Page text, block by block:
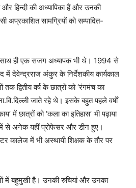
हिन्दी की अध्यापिका हैं और उनकी
अप्रकाशित सामग्रियों को सम्पादित-
ही एक सजग अध्यापक भी थे। 1994 से
में देवेन्द्रराज अंकुर के निर्देशकीय कार्यकाल
द्वितीय वर्ष के छात्रों को ‘रंगमंच का
जाते रहे थे। इसके बहुत पहले वर्षों
में छात्रों को ‘कला का इतिहास’ भी पढ़ाया
से अनेक यहीं प्रोफेसर और डीन हुए।
कालेज में भी अस्थायी शिक्षक के तौर पर
में बहुमुखी है। उनकी रुचियां और उनका